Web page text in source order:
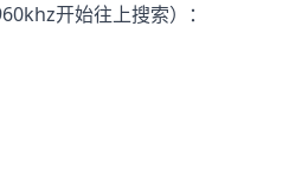
开始往上搜索）：